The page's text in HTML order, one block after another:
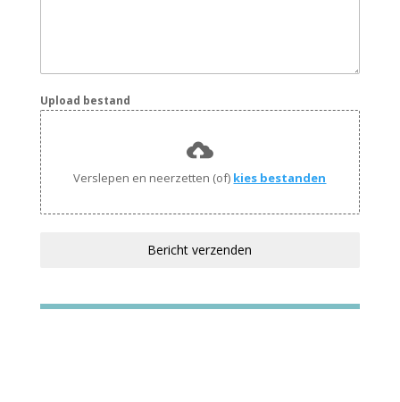
Upload bestand
Verslepen en neerzetten (of) kies bestanden
Bericht verzenden